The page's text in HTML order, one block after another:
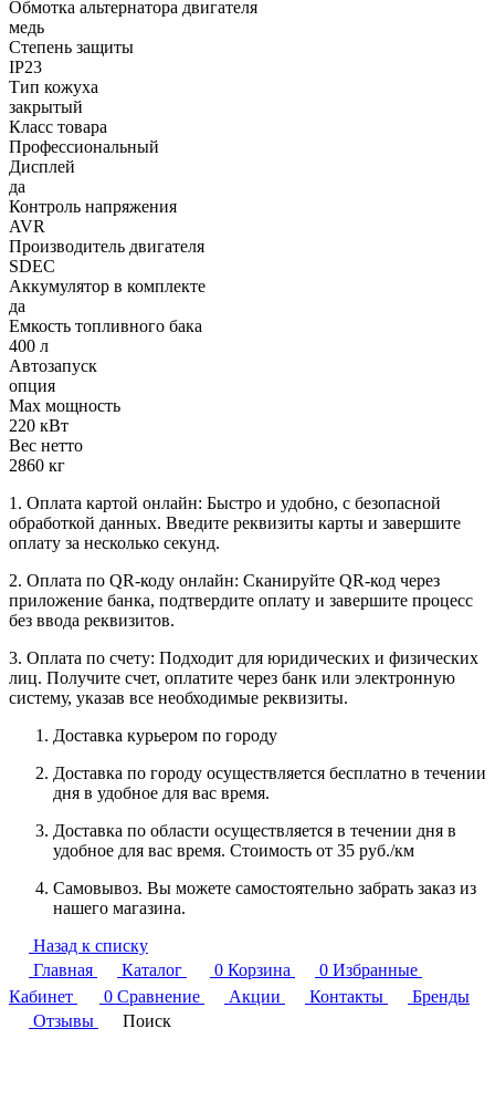
Обмотка альтернатора двигателя
медь
Степень защиты
IP23
Тип кожуха
закрытый
Класс товара
Профессиональный
Дисплей
да
Контроль напряжения
AVR
Производитель двигателя
SDEC
Аккумулятор в комплекте
да
Емкость топливного бака
400 л
Автозапуск
опция
Max мощность
220 кВт
Вес нетто
2860 кг
1. Оплата картой онлайн: Быстро и удобно, с безопасной
обработкой данных. Введите реквизиты карты и завершите
оплату за несколько секунд.
2. Оплата по QR-коду онлайн: Сканируйте QR-код через
приложение банка, подтвердите оплату и завершите процесс
без ввода реквизитов.
3. Оплата по счету: Подходит для юридических и физических
лиц. Получите счет, оплатите через банк или электронную
систему, указав все необходимые реквизиты.
Доставка курьером по городу
Доставка по городу осуществляется бесплатно в течении
дня в удобное для вас время.
Доставка по области осуществляется в течении дня в
удобное для вас время. Стоимость от 35 руб./км
Самовывоз. Вы можете самостоятельно забрать заказ из
нашего магазина.
Назад к списку
Главная
Каталог 0 Корзина 0 Избранные
Кабинет
0 Сравнение Акции Контакты
Бренды
Отзывы
Поиск